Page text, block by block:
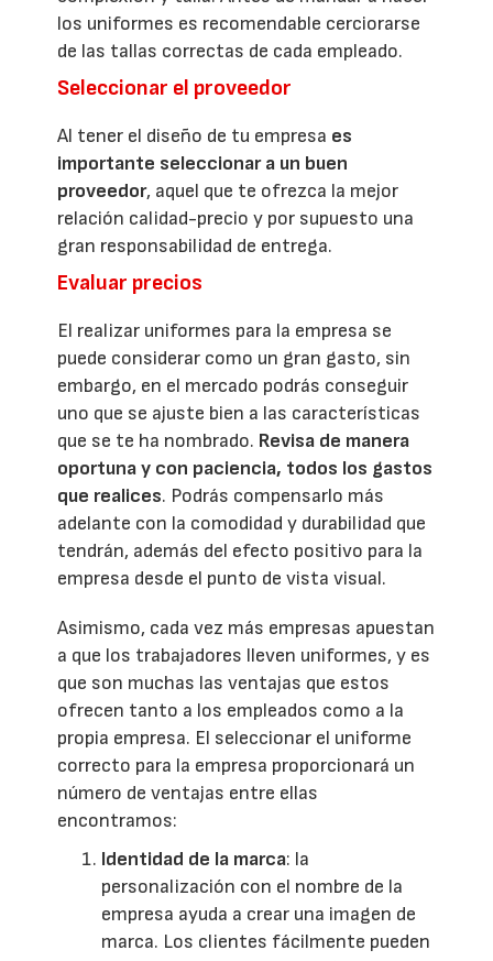
los uniformes es recomendable cerciorarse
de las tallas correctas de cada empleado.
Seleccionar el proveedor
Al tener el diseño de tu empresa es
importante seleccionar a un buen
proveedor, aquel que te ofrezca la mejor
relación calidad-precio y por supuesto una
gran responsabilidad de entrega.
Evaluar precios
El realizar uniformes para la empresa se
puede considerar como un gran gasto, sin
embargo, en el mercado podrás conseguir
uno que se ajuste bien a las características
que se te ha nombrado. Revisa de manera
oportuna y con paciencia, todos los gastos
que realices. Podrás compensarlo más
adelante con la comodidad y durabilidad que
tendrán, además del efecto positivo para la
empresa desde el punto de vista visual.
Asimismo, cada vez más empresas apuestan
a que los trabajadores lleven uniformes, y es
que son muchas las ventajas que estos
ofrecen tanto a los empleados como a la
propia empresa. El seleccionar el uniforme
correcto para la empresa proporcionará un
número de ventajas entre ellas
encontramos:
Identidad de la marca: la
personalización con el nombre de la
empresa ayuda a crear una imagen de
marca. Los clientes fácilmente pueden